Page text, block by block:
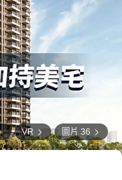
VR 圖片 36